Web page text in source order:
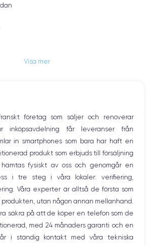
6
Fréq. processeur
3.23 GHz
12 Mpx
Recharge rapide
Oui, minimum 18W
Type de SIM
Visa mer
företag som säljer och renoverar
inköpsavdelning får leveranser från
in smartphones som bara har haft en
produkt som erbjuds till försäljning
fysiskt av oss och genomgår en
i tre steg i våra lokaler: verifiering,
Våra experter är alltså de första som
utan någon annan mellanhand.
säkra på att de köper en telefon som de
med 24 månaders garanti och en
i ständig kontakt med våra tekniska